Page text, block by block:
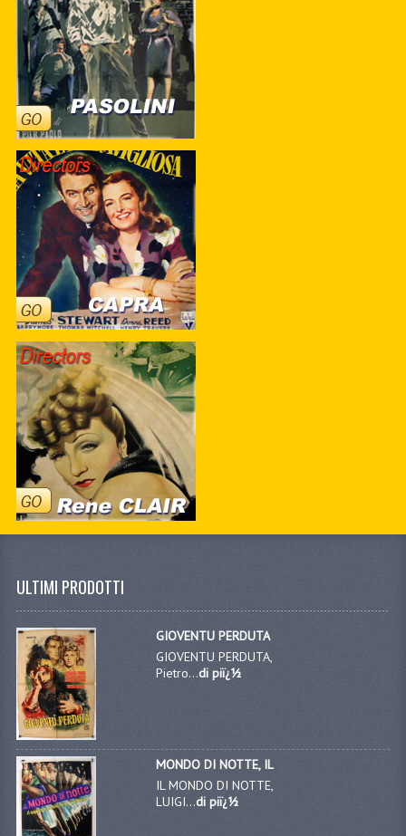
ULTIMI PRODOTTI
GIOVENTU PERDUTA
GIOVENTU PERDUTA,
Pietro...di piï¿½
MONDO DI NOTTE, IL
IL MONDO DI NOTTE,
LUIGI...di piï¿½